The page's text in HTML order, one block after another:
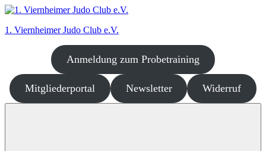
Zum
springen
1. Viernheimer Judo Club e.V.
dort
wo
es
Anmeldung zum Probetraining
Mitgliederportal Newsletter Widerruf